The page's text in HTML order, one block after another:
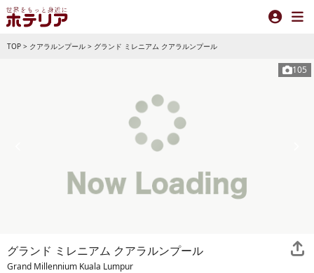
TOP > クアラルンプール > グランド ミレニアム クアラルンプール
105
グランド ミレニアム クアラルンプール
Grand Millennium Kuala Lumpur